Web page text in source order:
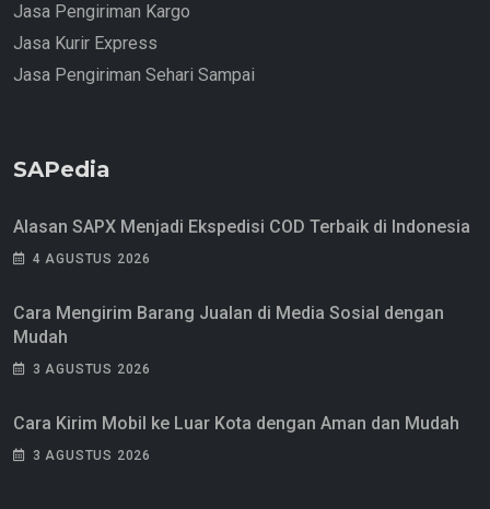
Jasa Pengiriman Kargo
Jasa Kurir Express
Jasa Pengiriman Sehari Sampai
SAPedia
Alasan SAPX Menjadi Ekspedisi COD Terbaik di Indonesia
4 AGUSTUS 2026
Cara Mengirim Barang Jualan di Media Sosial dengan
Mudah
3 AGUSTUS 2026
Cara Kirim Mobil ke Luar Kota dengan Aman dan Mudah
3 AGUSTUS 2026